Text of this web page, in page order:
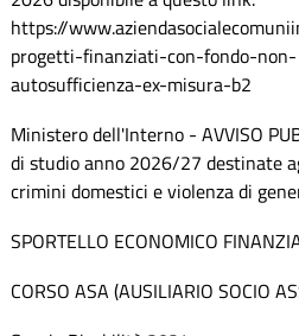
https://
progetti-finanziati-con-fondo-non-
autosufficienza-ex-misura-b2
Ministero dell'Interno - AVVISO
di studio anno 2026/27 destinate
crimini domestici e violenza di
SPORTELLO ECONOMICO
CORSO ASA (AUSILIARIO SOCIO